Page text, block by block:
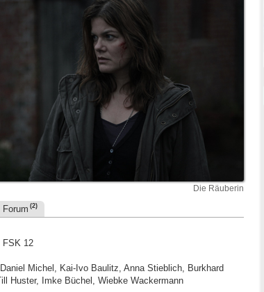
Die Räuberin
Forum (2)
FSK 12
Michel, Kai-Ivo Baulitz, Anna Stieblich, Burkhard
Huster, Imke Büchel, Wiebke Wackermann